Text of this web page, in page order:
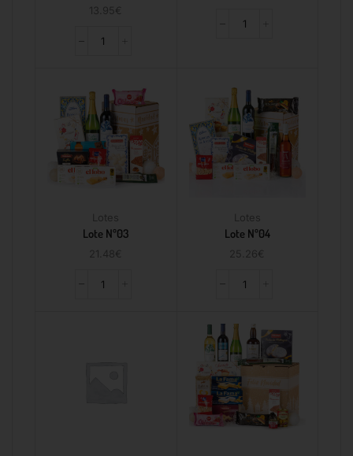
13.95 €
Lotes
Lote Nº03
21.48 €
Lotes
Lote Nº04
25.26 €